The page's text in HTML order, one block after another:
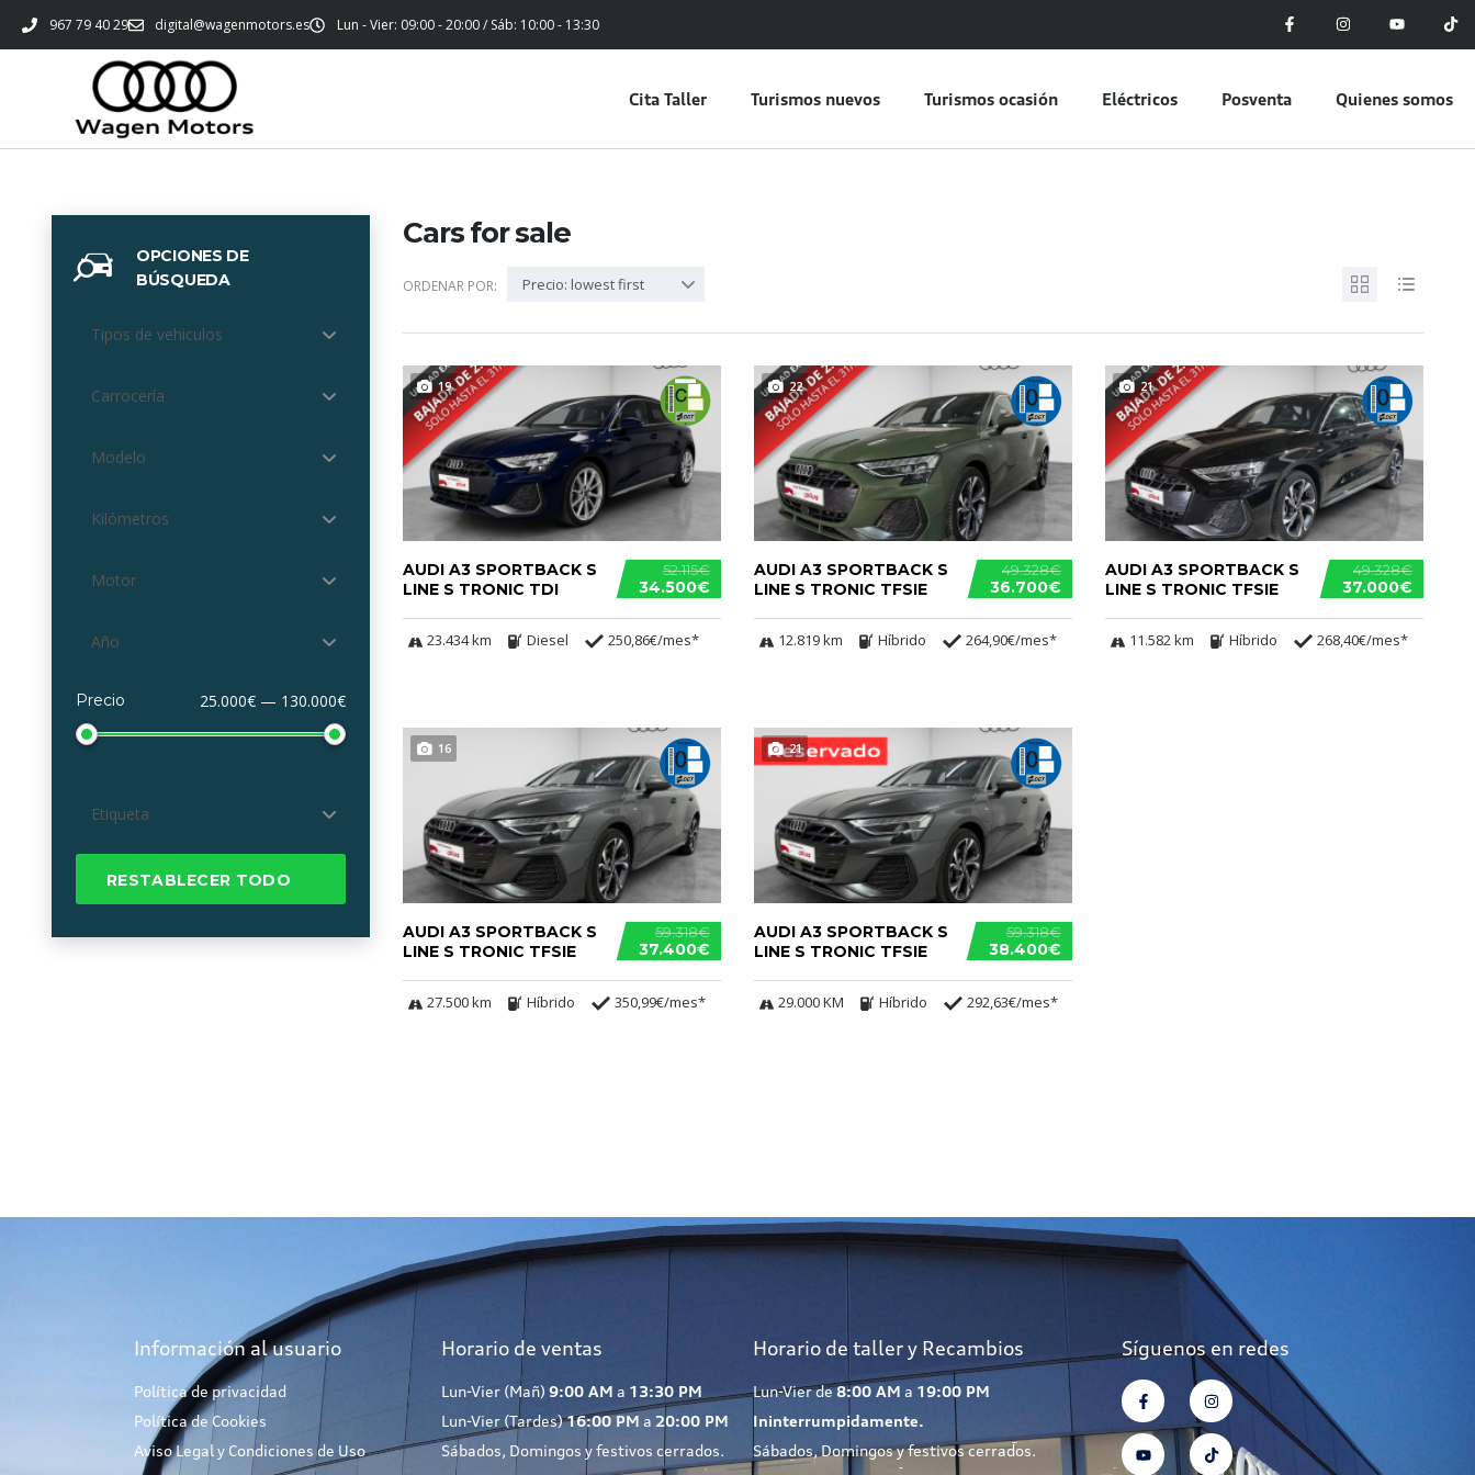
967 79 40 29 digital@wagenmotors.es Lun - Vier: 09:00 - 20:00 / Sáb: 10:00 - 13:30
Cita Taller Turismos nuevos Turismos ocasión Eléctricos Posventa Quienes somos
OPCIONES DE
BÚSQUEDA
Tipos de vehiculos
Carrocería
Modelo
Kilómetros
Motor
Año
Precio 25.000€ — 130.000€
Etiqueta
RESTABLECER TODO
Cars for sale
ORDENAR POR: Precio: lowest first
19
52.115€
34.500€
AUDI A3 SPORTBACK S
LINE S TRONIC TDI
23.434 km Diesel 250,86€/mes*
22
49.328€
36.700€
AUDI A3 SPORTBACK S
LINE S TRONIC TFSIE
12.819 km Híbrido 264,90€/mes*
21
49.328€
37.000€
AUDI A3 SPORTBACK S
LINE S TRONIC TFSIE
11.582 km Híbrido 268,40€/mes*
16
59.318€
37.400€
AUDI A3 SPORTBACK S
LINE S TRONIC TFSIE
27.500 km Híbrido 350,99€/mes*
21
59.318€
38.400€
AUDI A3 SPORTBACK S
LINE S TRONIC TFSIE
29.000 KM Híbrido 292,63€/mes*
Información al usuario
Política de privacidad
Política de Cookies
Aviso Legal y Condiciones de Uso
Horario de ventas
Lun-Vier (Mañ) 9:00 AM a 13:30 PM
Lun-Vier (Tardes)16:00 PM a 20:00 PM
Sábados, Domingos y festivos cerrados.
Horario de taller y Recambios
Lun-Vier de8:00 AM a 19:00 PM
Ininterrumpidamente.
Sábados, Domingos y festivos cerrados.
Síguenos en redes